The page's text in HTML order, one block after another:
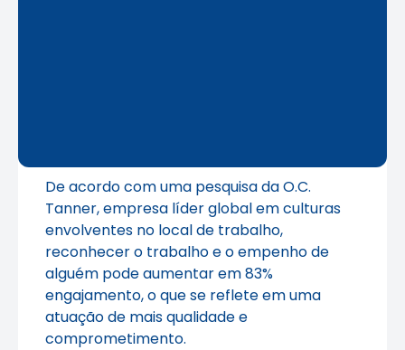
De acordo com uma pesquisa da O.C.
Tanner, empresa líder global em culturas
envolventes no local de trabalho,
reconhecer o trabalho e o empenho de
alguém pode aumentar em 83%
engajamento, o que se reflete em uma
atuação de mais qualidade e
comprometimento.